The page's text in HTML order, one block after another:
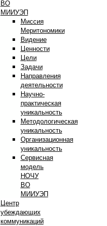
ВО
МИИУЭП
Миссия
Меритономики
Видение
Ценности
Цели
Задачи
Направления
деятельности
Научно-
практическая
уникальность
Методологическая
уникальность
Организационная
уникальность
Сервисная
модель
НОЧУ
ВО
МИИУЭП
Центр
убеждающих
коммуникаций